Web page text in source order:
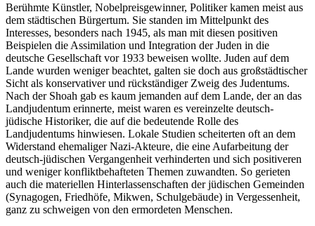
Berühmte Künstler, Nobelpreisgewinner, Politiker kamen meist aus
dem städtischen Bürgertum. Sie standen im Mittelpunkt des
Interesses, besonders nach 1945, als man mit diesen positiven
Beispielen die Assimilation und Integration der Juden in die
deutsche Gesellschaft vor 1933 beweisen wollte. Juden auf dem
Lande wurden weniger beachtet, galten sie doch aus großstädtischer
Sicht als konservativer und rückständiger Zweig des Judentums.
Nach der Shoah gab es kaum jemanden auf dem Lande, der an das
Landjudentum erinnerte, meist waren es vereinzelte deutsch-
jüdische Historiker, die auf die bedeutende Rolle des
Landjudentums hinwiesen. Lokale Studien scheiterten oft an dem
Widerstand ehemaliger Nazi-Akteure, die eine Aufarbeitung der
deutsch-jüdischen Vergangenheit verhinderten und sich positiveren
und weniger konfliktbehafteten Themen zuwandten. So gerieten
auch die materiellen Hinterlassenschaften der jüdischen Gemeinden
(Synagogen, Friedhöfe, Mikwen, Schulgebäude) in Vergessenheit,
ganz zu schweigen von den ermordeten Menschen.